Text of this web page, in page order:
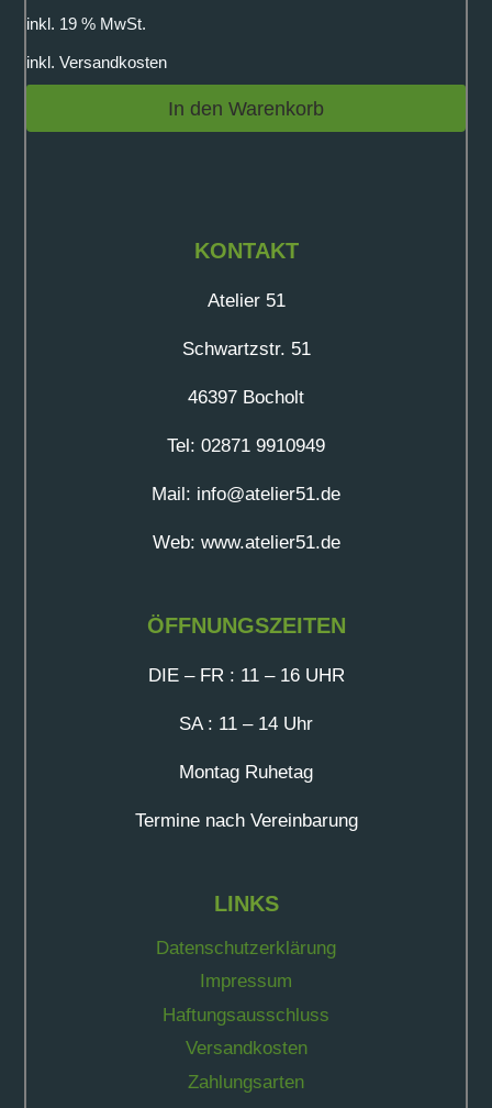
inkl. 19 % MwSt.
inkl. Versandkosten
In den Warenkorb
KONTAKT
Atelier 51
Schwartzstr. 51
46397 Bocholt
Tel: 02871 9910949
Mail: info@atelier51.de
Web: www.atelier51.de
ÖFFNUNGSZEITEN
DIE – FR : 11 – 16 UHR
SA : 11 – 14 Uhr
Montag Ruhetag
Termine nach Vereinbarung
LINKS
Datenschutzerklärung
Impressum
Haftungsausschluss
Versandkosten
Zahlungsarten